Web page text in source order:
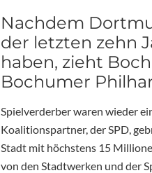
Nachdem
der letzten zehn
haben, zieht
Bochumer
Spielverderber waren wieder
Koalitionspartner, der SPD,
Stadt mit höchstens 15
von den Stadtwerken und der